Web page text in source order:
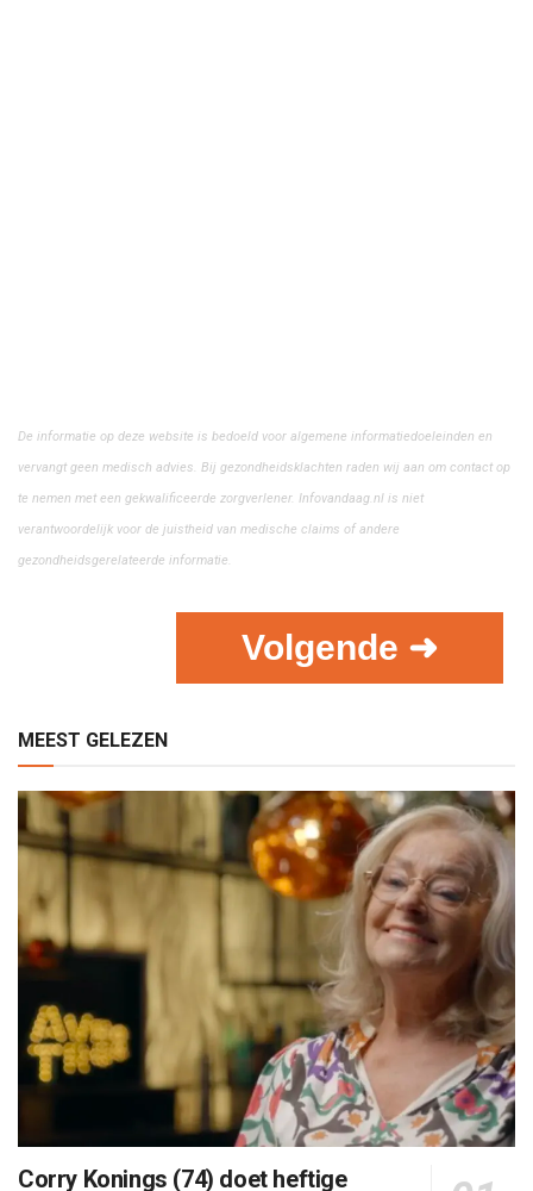
De informatie op deze website is bedoeld voor algemene informatiedoeleinden en
vervangt geen medisch advies. Bij gezondheidsklachten raden wij aan om contact op
te nemen met een gekwalificeerde zorgverlener. Infovandaag.nl is niet
verantwoordelijk voor de juistheid van medische claims of andere
gezondheidsgerelateerde informatie.
Volgende ➜
MEEST GELEZEN
Corry Konings (74) doet heftige